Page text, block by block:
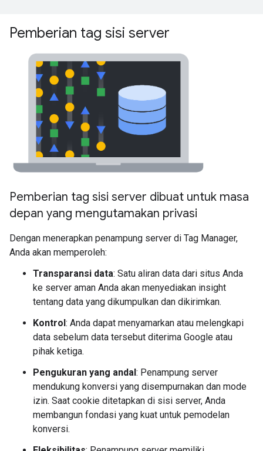
Pemberian tag sisi server
Pemberian tag sisi server dibuat untuk masa
depan yang mengutamakan privasi
Dengan menerapkan penampung server di Tag Manager,
Anda akan memperoleh:
Transparansi data: Satu aliran data dari situs Anda
ke server aman Anda akan menyediakan insight
tentang data yang dikumpulkan dan dikirimkan.
Kontrol: Anda dapat menyamarkan atau melengkapi
data sebelum data tersebut diterima Google atau
pihak ketiga.
Pengukuran yang andal: Penampung server
mendukung konversi yang disempurnakan dan mode
izin. Saat cookie ditetapkan di sisi server, Anda
membangun fondasi yang kuat untuk pemodelan
konversi.